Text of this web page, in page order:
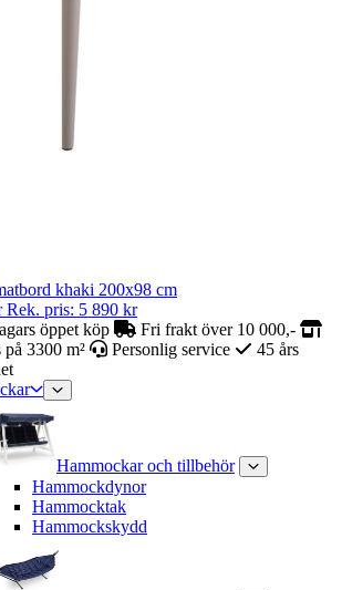
khaki 200x98 cm
Rek. pris: 5 890 kr
öppet köp
Fri frakt över 10 000,-
på 3300 m²
Personlig service
45 års
Hammockar och tillbehör
Hammockdynor
Hammocktak
Hammockskydd